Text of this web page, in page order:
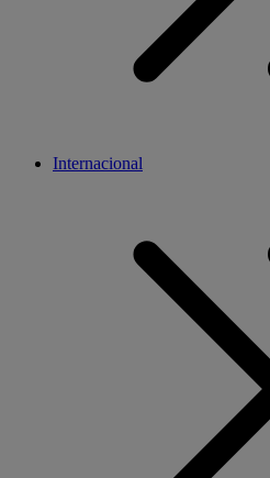
Internacional